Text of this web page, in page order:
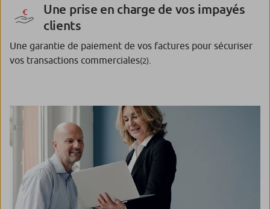
Une prise en charge de vos impayés
clients
Une garantie de paiement de vos factures pour sécuriser
vos transactions commerciales(2)